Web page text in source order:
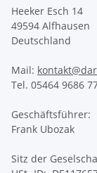
Heeker Esch 14
49594 Alfhausen
Deutschland
Mail:
Tel. 05464 9686
Geschäftsführer:
Frank Ubozak
Sitz der